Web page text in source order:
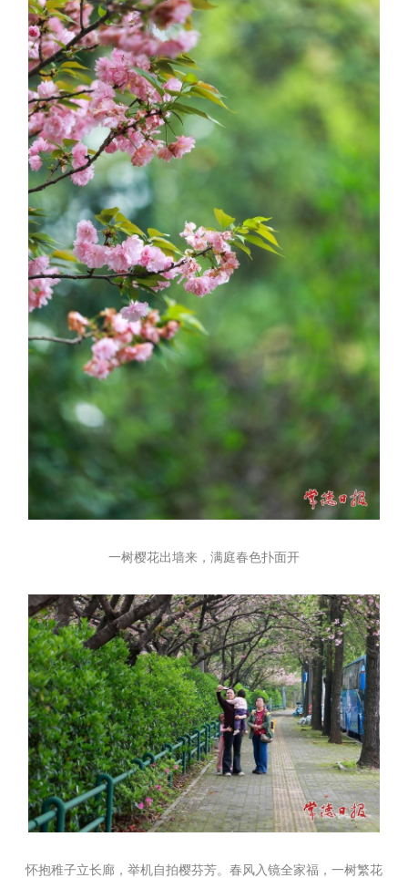
一树樱花出墙来，满庭春色扑面开
怀抱稚子立长廊，举机自拍樱芬芳。春风入镜全家福，一树繁花